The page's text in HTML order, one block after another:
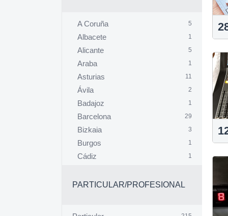
5
A Coruña
1
Albacete
5
Alicante
1
Araba
11
Asturias
2
Ávila
1
Badajoz
29
Barcelona
3
Bizkaia
1
Burgos
1
Cádiz
Gipuzkoa
PARTICULAR/PROFESIONAL